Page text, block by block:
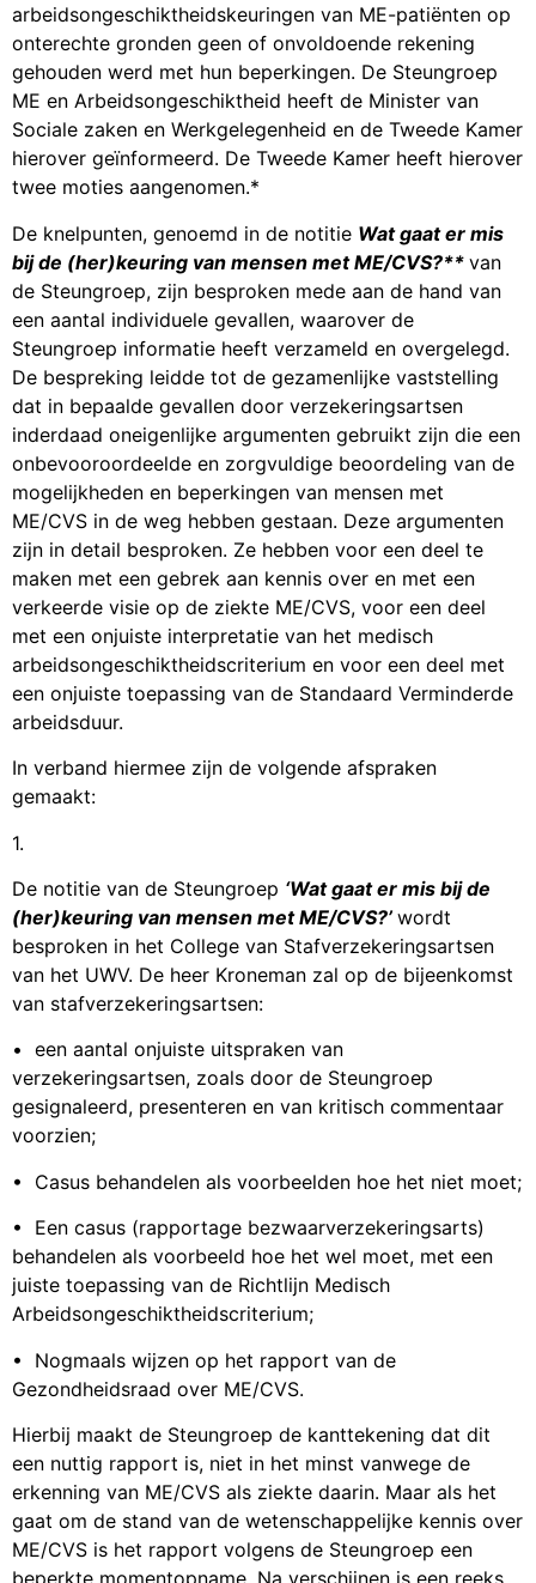
arbeidsongeschiktheidskeuringen van ME-patiënten op
onterechte gronden geen of onvoldoende rekening
gehouden werd met hun beperkingen. De Steungroep
ME en Arbeidsongeschiktheid heeft de Minister van
Sociale zaken en Werkgelegenheid en de Tweede Kamer
hierover geïnformeerd. De Tweede Kamer heeft hierover
twee moties aangenomen.*
De knelpunten, genoemd in de notitie Wat gaat er mis
bij de (her)keuring van mensen met ME/CVS?** van
de Steungroep, zijn besproken mede aan de hand van
een aantal individuele gevallen, waarover de
Steungroep informatie heeft verzameld en overgelegd.
De bespreking leidde tot de gezamenlijke vaststelling
dat in bepaalde gevallen door verzekeringsartsen
inderdaad oneigenlijke argumenten gebruikt zijn die een
onbevooroordeelde en zorgvuldige beoordeling van de
mogelijkheden en beperkingen van mensen met
ME/CVS in de weg hebben gestaan. Deze argumenten
zijn in detail besproken. Ze hebben voor een deel te
maken met een gebrek aan kennis over en met een
verkeerde visie op de ziekte ME/CVS, voor een deel
met een onjuiste interpretatie van het medisch
arbeidsongeschiktheidscriterium en voor een deel met
een onjuiste toepassing van de Standaard Verminderde
arbeidsduur.
In verband hiermee zijn de volgende afspraken
gemaakt:
1.
De notitie van de Steungroep ‘Wat gaat er mis bij de
(her)keuring van mensen met ME/CVS?’ wordt
besproken in het College van Stafverzekeringsartsen
van het UWV. De heer Kroneman zal op de bijeenkomst
van stafverzekeringsartsen:
• een aantal onjuiste uitspraken van
verzekeringsartsen, zoals door de Steungroep
gesignaleerd, presenteren en van kritisch commentaar
voorzien;
• Casus behandelen als voorbeelden hoe het niet moet;
• Een casus (rapportage bezwaarverzekeringsarts)
behandelen als voorbeeld hoe het wel moet, met een
juiste toepassing van de Richtlijn Medisch
Arbeidsongeschiktheidscriterium;
• Nogmaals wijzen op het rapport van de
Gezondheidsraad over ME/CVS.
Hierbij maakt de Steungroep de kanttekening dat dit
een nuttig rapport is, niet in het minst vanwege de
erkenning van ME/CVS als ziekte daarin. Maar als het
gaat om de stand van de wetenschappelijke kennis over
ME/CVS is het rapport volgens de Steungroep een
beperkte momentopname. Na verschijnen is een reeks